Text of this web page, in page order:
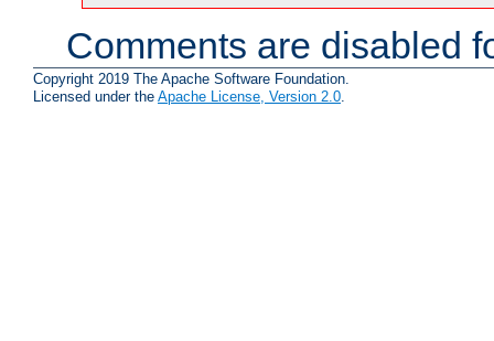
Comments are disabled
Copyright 2019 The Apache Software Foundation.
Licensed under the Apache License, Version 2.0.